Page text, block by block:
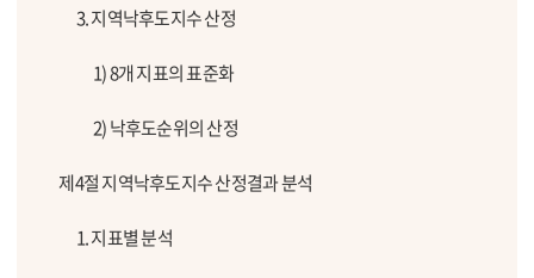
3. 지역낙후도지수 산정
1) 8개 지표의 표준화
2) 낙후도순위의 산정
제4절 지역낙후도지수 산정결과 분석
1. 지표별 분석